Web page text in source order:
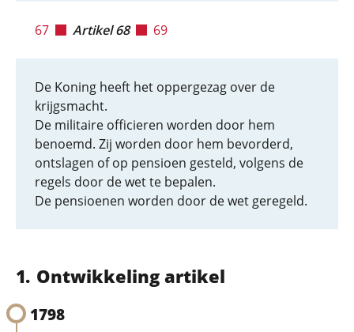
67 Artikel 68 69
De Koning heeft het oppergezag over de
krijgsmacht.
De militaire officieren worden door hem
benoemd. Zij worden door hem bevorderd,
ontslagen of op pensioen gesteld, volgens de
regels door de wet te bepalen.
De pensioenen worden door de wet geregeld.
Ontwikkeling artikel
1798